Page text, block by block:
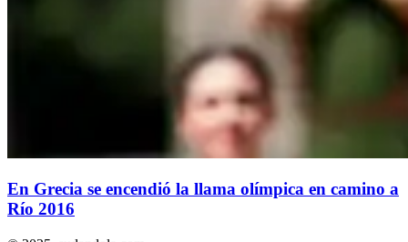
En Grecia se encendió la llama olímpica en camino a
Río 2016